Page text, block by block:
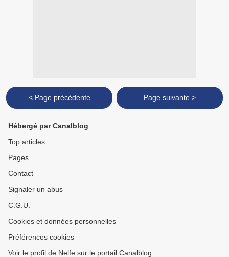
< Page précédente Page suivante >
Hébergé par Canalblog
Top articles
Pages
Contact
Signaler un abus
C.G.U.
Cookies et données personnelles
Préférences cookies
Voir le profil de Nelfe sur le portail Canalblog